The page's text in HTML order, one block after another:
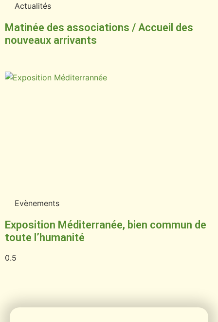
Actualités
Matinée des associations / Accueil des
nouveaux arrivants
Evènements
Exposition Méditerranée, bien commun de
toute l’humanité